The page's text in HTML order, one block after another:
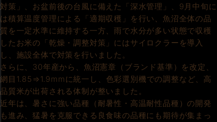
対策」、お盆前後の台風に備えた「深水管理」、9月中旬に
は積算温度管理による「適期収穫」を行い、魚沼全体の品
質を一定水準に維持する一方、雨で水分が多い状態で収穫
したお米の「乾燥・調整対策」にはサイロクラーを導入
し、施設全体で対策を行いました。
さらに、30年産から、魚沼憲章（ブランド基準）を改定、
網目1.85⇒1.9mmに統一し、色彩選別機での調整など、高
品質米が出荷される体制が整いました。
近年は、暑さに強い品種（耐暑性・高温耐性品種）の開発
も進み、猛暑を克服できる良食味の品種にも期待が集まっ